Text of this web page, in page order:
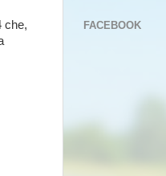
che,
FACEBOOK